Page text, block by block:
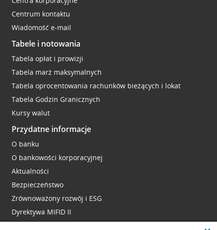
Centrum kontaktu
Wiadomość e-mail
Tabele i notowania
Tabela opłat i prowizji
Tabela marż maksymalnych
Tabela oprocentowania rachunków bieżących i lokat
Tabela Godzin Granicznych
Kursy walut
Przydatne informacje
O banku
O bankowości korporacyjnej
Aktualności
Bezpieczeństwo
Zrównoważony rozwój i ESG
Dyrektywa MIFID II